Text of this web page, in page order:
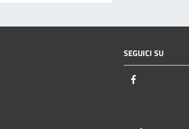
SEGUICI SU